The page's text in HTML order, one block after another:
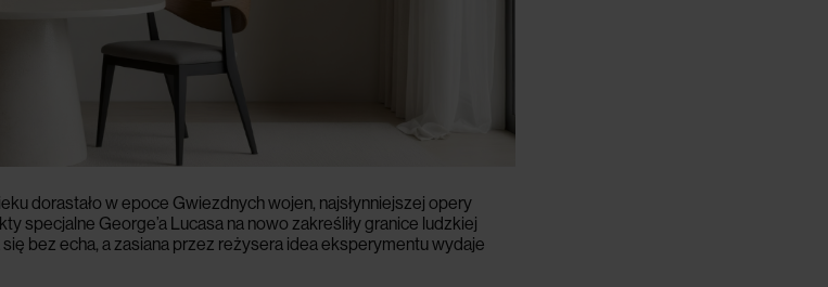
dorastało w epoce Gwiezdnych wojen, najsłynniejszej opery
specjalne George’a Lucasa na nowo zakreśliły granice ludzkiej
bez echa, a zasiana przez reżysera idea eksperymentu wydaje